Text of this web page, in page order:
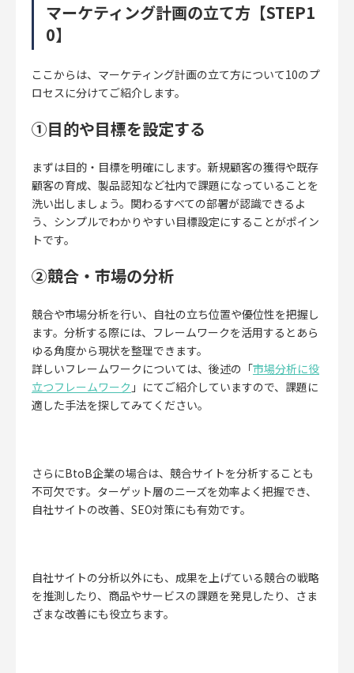
マーケティング計画の立て方【STEP1
0】
ここからは、マーケティング計画の立て方について10のプ
ロセスに分けてご紹介します。
①目的や目標を設定する
まずは目的・目標を明確にします。新規顧客の獲得や既存
顧客の育成、製品認知など社内で課題になっていることを
洗い出しましょう。 関わるすべての部署が認識できるよ
う、シンプルでわかりやすい目標設定にすることがポイン
トです。
②競合・市場の分析
競合や市場分析を行い、自社の立ち位置や優位性を把握し
ます。 分析する際には、フレームワークを活用するとあら
ゆる角度から現状を整理できます。
詳しいフレームワークについては、後述の「市場分析に役
立つフレームワーク 」にてご紹介していますので、課題に
適した手法を探してみてください。
さらにBtoB企業の場合は、 競合サイトを分析することも
不可欠です。 ターゲット層のニーズを効率よく把握でき、
自社サイトの改善、SEO対策にも有効です。
自社サイトの分析以外にも、成果を上げている競合の戦略
を推測したり、商品やサービスの課題を発見したり、さま
ざまな改善にも役立ちます。